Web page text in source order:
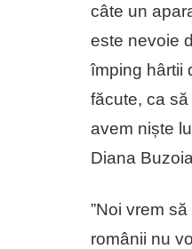
câte un
este nevoie
împing hârtii
făcute, ca
avem niște
Diana
”Noi vrem
românii nu